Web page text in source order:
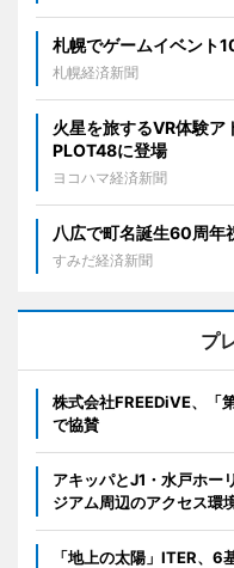
札幌でゲームイベント
札幌経済新聞
火星を旅するVR体験
PLOT48に登場
ヨコハマ経済新聞
八広で町名誕生60周
すみだ経済新聞
プ
株式会社FREEDiVE、「
で協賛
アキッパとJ1・水戸ホー
ジアム周辺のアクセス環
「地上の太陽」ITER、6